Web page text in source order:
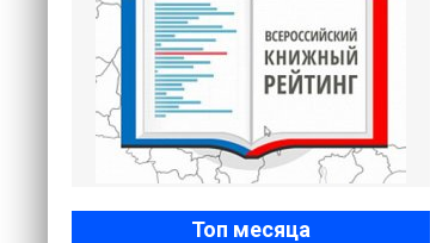
Топ месяца